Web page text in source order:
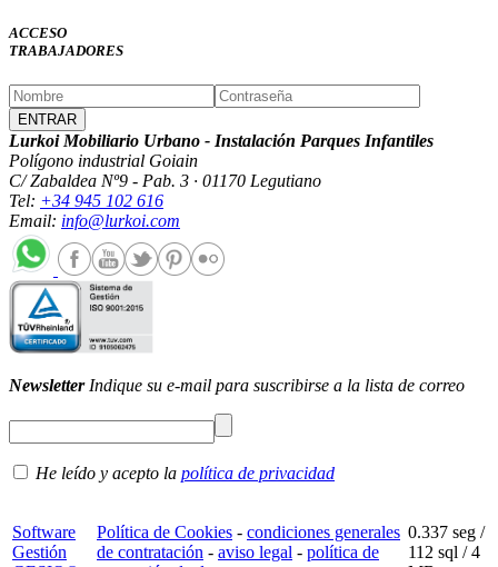
ACCESO
TRABAJADORES
Lurkoi Mobiliario Urbano - Instalación Parques Infantiles
Polígono industrial Goiain
C/ Zabaldea Nº9 - Pab. 3 · 01170 Legutiano
Tel: +34 945 102 616
Email: info@lurkoi.com
NewsletterIndique su e-mail para suscribirse a la lista de correo
He leído y acepto la política de privacidad
Software
Gestión
Política de Cookies - condiciones generales
de contratación - aviso legal - política de
0.337 seg /
112 sql / 4